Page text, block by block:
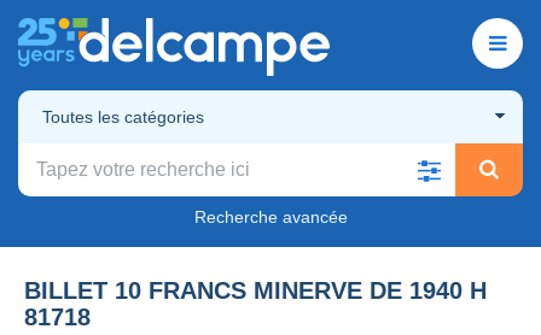
Toutes les catégories
Recherche avancée
BILLET 10 FRANCS MINERVE DE 1940 H
81718